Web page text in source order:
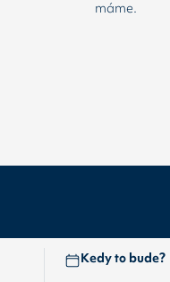
máme.
Kedy to bude?